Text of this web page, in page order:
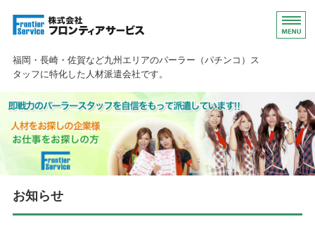
福岡・長崎・佐賀 パーラー（パ
福岡・長崎・佐賀など九州エリアのパーラー（パチンコ）ス
タッフに特化した人材派遣会社です。
ホーム
人材をお探しの企業様
お仕事をお探しの方
会社概要
お知らせ